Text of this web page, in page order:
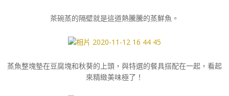
茶碗蒸的隔壁就是這道熱騰騰的蒸鮮魚。
蒸魚整塊墊在豆腐塊和秋葵的上頭，與特選的餐具搭配在一起，看起
來精緻美味極了！